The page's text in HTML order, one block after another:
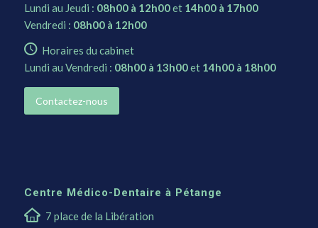
Lundi au Jeudi : 08h00 à 12h00et 14h00 à 17h00
Vendredi : 08h00 à 12h00
Horaires du cabinet
Lundi au Vendredi : 08h00 à 13h00et 14h00 à 18h00
Contactez-nous
Centre Médico-Dentaire à Pétange
7 place de la Libération